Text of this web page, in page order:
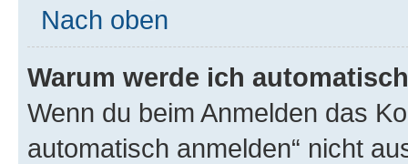
Nach oben
Warum werde ich
Wenn du beim Anmelden das
automatisch anmelden“ nicht